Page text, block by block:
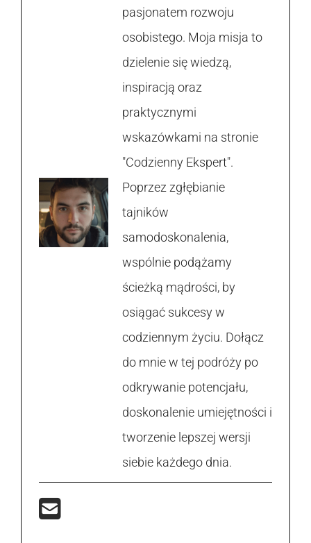
pasjonatem rozwoju
osobistego. Moja misja to
dzielenie się wiedzą,
inspiracją oraz
praktycznymi
wskazówkami na stronie
"Codzienny Ekspert".
Poprzez zgłębianie
tajników
samodoskonalenia,
wspólnie podążamy
ścieżką mądrości, by
osiągać sukcesy w
codziennym życiu. Dołącz
do mnie w tej podróży po
odkrywanie potencjału,
doskonalenie umiejętności i
tworzenie lepszej wersji
siebie każdego dnia.